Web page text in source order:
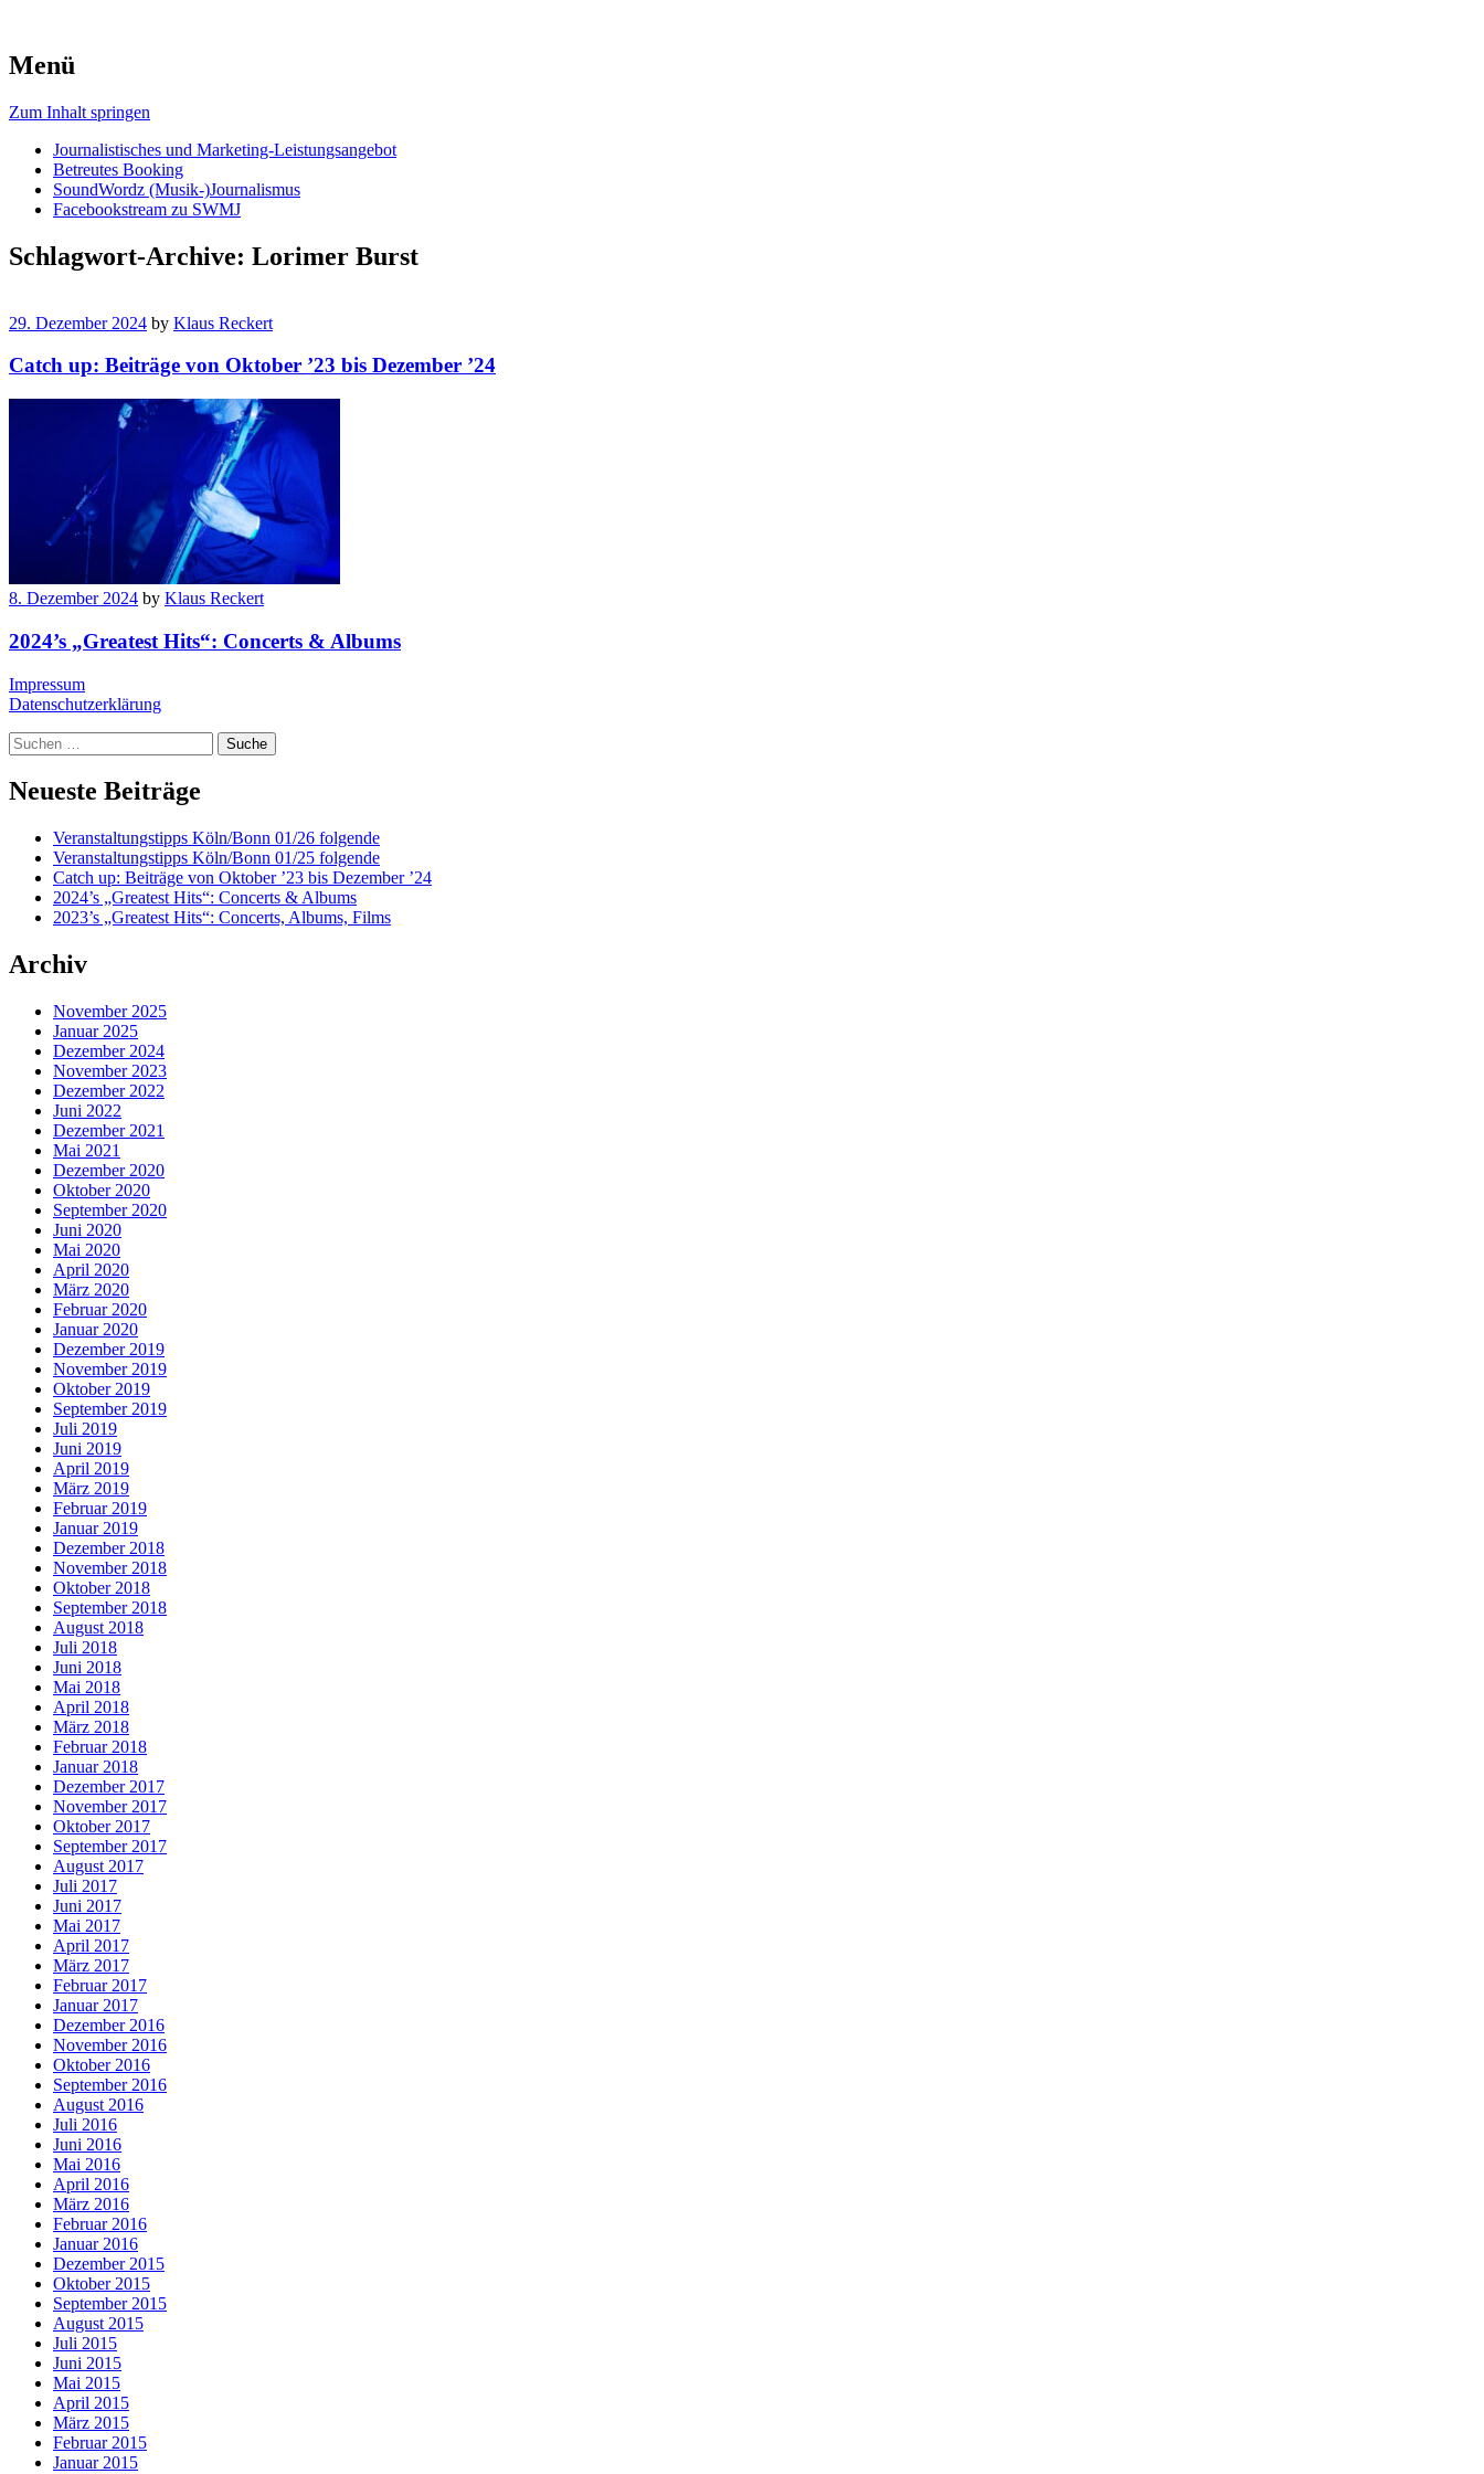
Menü
Zum Inhalt springen
Journalistisches und Marketing-Leistungsangebot
Betreutes Booking
SoundWordz (Musik-)Journalismus
Facebookstream zu SWMJ
Schlagwort-Archive: Lorimer Burst
29. Dezember 2024 by Klaus Reckert
Catch up: Beiträge von Oktober ’23 bis Dezember ’24
8. Dezember 2024 by Klaus Reckert
2024’s „Greatest Hits“: Concerts & Albums
Impressum
Datenschutzerklärung
Suche
Neueste Beiträge
Veranstaltungstipps Köln/Bonn 01/26 folgende
Veranstaltungstipps Köln/Bonn 01/25 folgende
Catch up: Beiträge von Oktober ’23 bis Dezember ’24
2024’s „Greatest Hits“: Concerts & Albums
2023’s „Greatest Hits“: Concerts, Albums, Films
Archiv
November 2025
Januar 2025
Dezember 2024
November 2023
Dezember 2022
Juni 2022
Dezember 2021
Mai 2021
Dezember 2020
Oktober 2020
September 2020
Juni 2020
Mai 2020
April 2020
März 2020
Februar 2020
Januar 2020
Dezember 2019
November 2019
Oktober 2019
September 2019
Juli 2019
Juni 2019
April 2019
März 2019
Februar 2019
Januar 2019
Dezember 2018
November 2018
Oktober 2018
September 2018
August 2018
Juli 2018
Juni 2018
Mai 2018
April 2018
März 2018
Februar 2018
Januar 2018
Dezember 2017
November 2017
Oktober 2017
September 2017
August 2017
Juli 2017
Juni 2017
Mai 2017
April 2017
März 2017
Februar 2017
Januar 2017
Dezember 2016
November 2016
Oktober 2016
September 2016
August 2016
Juli 2016
Juni 2016
Mai 2016
April 2016
März 2016
Februar 2016
Januar 2016
Dezember 2015
Oktober 2015
September 2015
August 2015
Juli 2015
Juni 2015
Mai 2015
April 2015
März 2015
Februar 2015
Januar 2015